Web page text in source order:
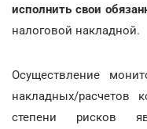
исполнить свои
налоговой накладной.
Осуществление
накладных/расчетов
степени рисков